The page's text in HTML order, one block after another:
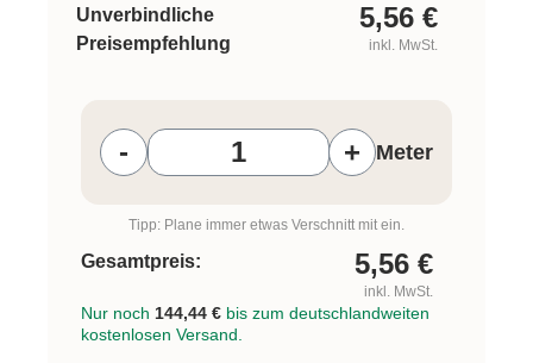
Unverbindliche
Preisempfehlung
5,56 €
inkl. MwSt.
- + Meter
Tipp: Plane immer etwas Verschnitt mit ein.
Gesamtpreis: 5,56 €
inkl. MwSt.
Nur noch 144,44 € bis zum deutschlandweiten
kostenlosen Versand.